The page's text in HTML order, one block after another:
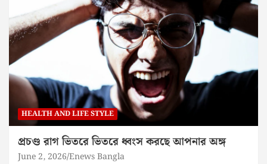
HEALTH AND LIFE STYLE
প্রচণ্ড রাগ ভিতরে ভিতরে ধ্বংস করছে আপনার অঙ্গ
June 2, 2026 Enews Bangla